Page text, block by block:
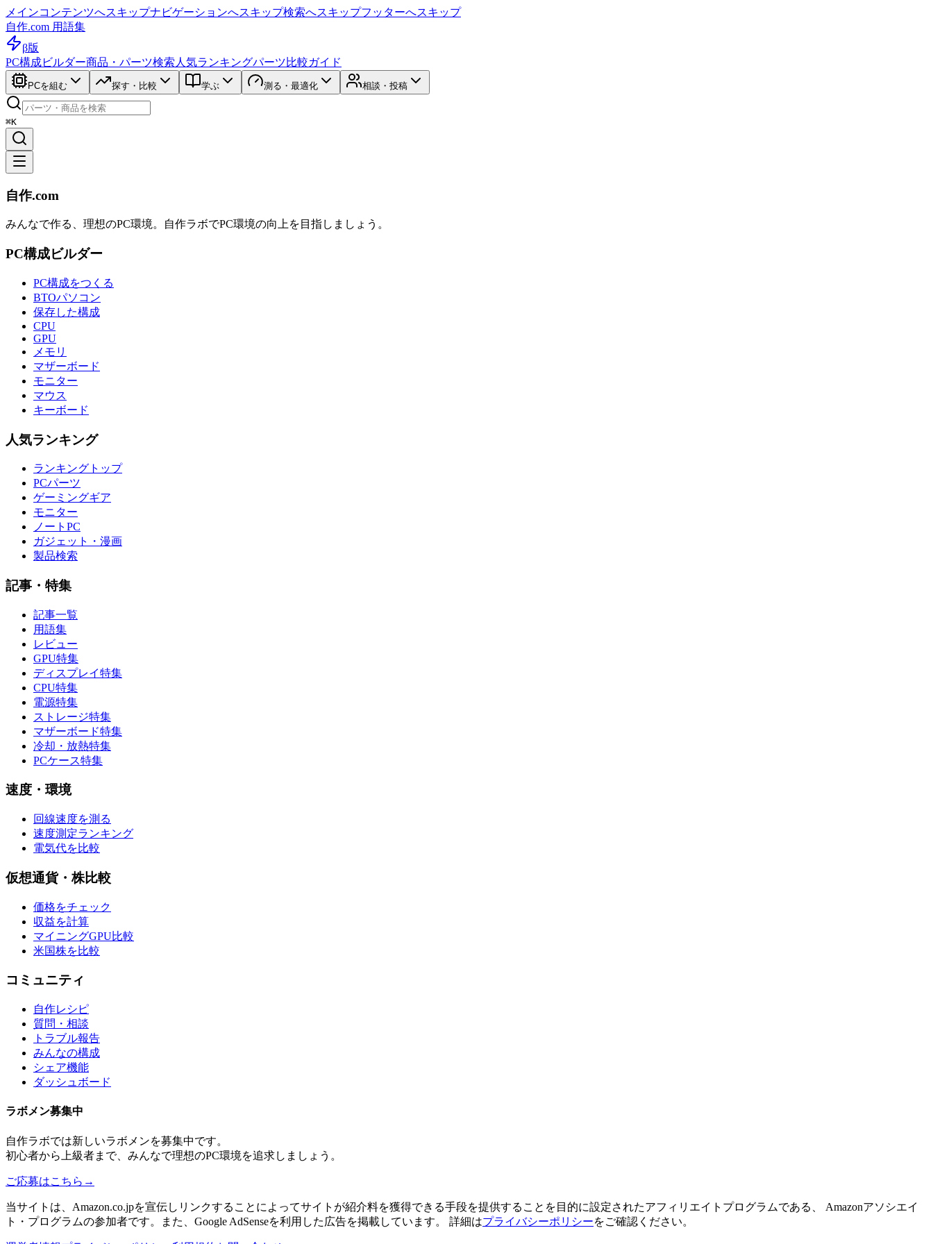
メインコンテンツへスキップナビゲーションへスキップ検索へスキップフッターへスキップ
自作.com 用語集
β版
PC構成ビルダー商品・パーツ検索 人気ランキングパーツ比較ガイド
PCを組む 探す・比較 学ぶ 測る・最適化 相談・投稿
⌘K
自作.com
みんなで作る、理想のPC環境。 自作ラボでPC環境の向上を目指しましょう。
PC構成ビルダー
PC構成をつくる
BTOパソコン
保存した構成
CPU
GPU
メモリ
マザーボード
モニター
マウス
キーボード
人気ランキング
ランキングトップ
PCパーツ
ゲーミングギア
モニター
ノートPC
ガジェット・漫画
製品検索
記事・特集
記事一覧
用語集
レビュー
GPU特集
ディスプレイ特集
CPU特集
電源特集
ストレージ特集
マザーボード特集
冷却・放熱特集
PCケース特集
速度・環境
回線速度を測る
速度測定ランキング
電気代を比較
仮想通貨・株比較
価格をチェック
収益を計算
マイニングGPU比較
米国株を比較
コミュニティ
自作レシピ
質問・相談
トラブル報告
みんなの構成
シェア機能
ダッシュボード
ラボメン募集中
自作ラボでは新しいラボメンを募集中です。
初心者から上級者まで、みんなで理想のPC環境を追求しましょう。
ご応募はこちら →
当サイトは、Amazon.co.jpを宣伝しリンクすることによってサイトが紹介料を獲得できる手段を提供することを目的に設定されたアフィリエイトプログラムである、 Amazonアソシエイ
ト・プログラムの参加者です。また、Google AdSenseを利用した広告を掲載しています。 詳細はプライバシーポリシーをご確認ください。